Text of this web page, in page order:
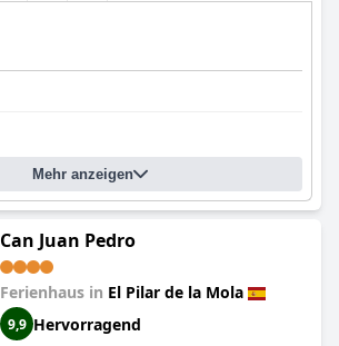
Mehr anzeigen
Can Juan Pedro
Ferienhaus in El Pilar de la Mola
9,9 Hervorragend